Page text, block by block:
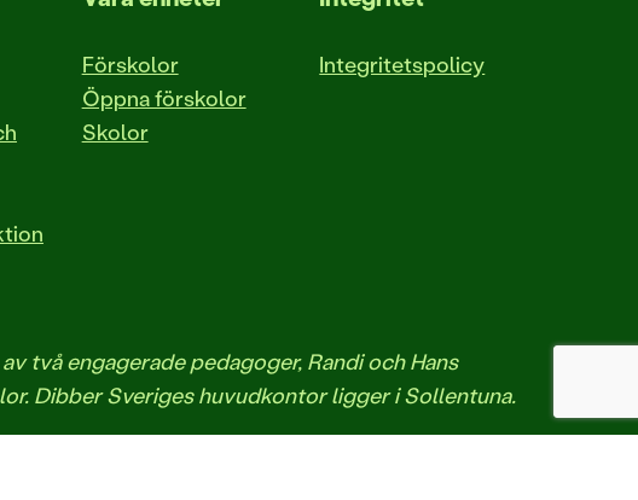
Förskolor
Öppna förskolor
Skolor
Integritetspolicy
två engagerade pedagoger, Randi och Hans
Dibber Sveriges huvudkontor ligger i Sollentuna.